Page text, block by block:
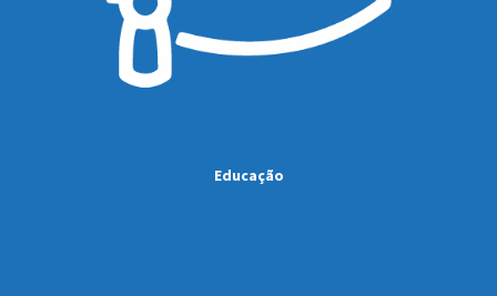
Educação